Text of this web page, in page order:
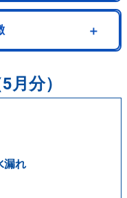
＋
月分）
漏れ